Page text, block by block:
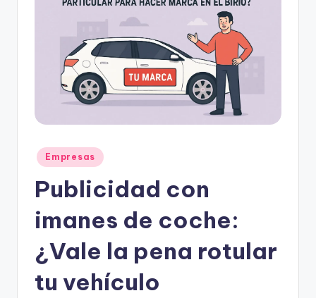
Publicado
en
Empresas
Publicidad con
imanes de coche:
¿Vale la pena rotular
tu vehículo